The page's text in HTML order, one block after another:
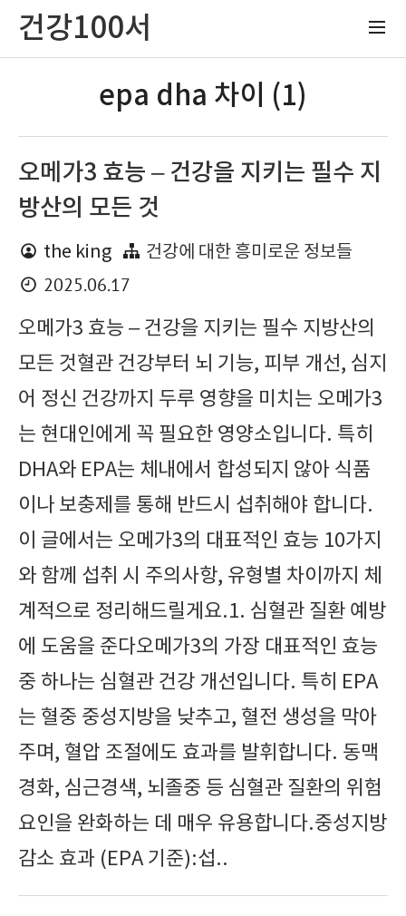
건강100서
epa dha 차이 (1)
오메가3 효능 – 건강을 지키는 필수 지
방산의 모든 것
the king 건강에 대한 흥미로운 정보들
2025.06.17
오메가3 효능 – 건강을 지키는 필수 지방산의
모든 것혈관 건강부터 뇌 기능, 피부 개선, 심지
어 정신 건강까지 두루 영향을 미치는 오메가3
는 현대인에게 꼭 필요한 영양소입니다. 특히
DHA와 EPA는 체내에서 합성되지 않아 식품
이나 보충제를 통해 반드시 섭취해야 합니다.
이 글에서는 오메가3의 대표적인 효능 10가지
와 함께 섭취 시 주의사항, 유형별 차이까지 체
계적으로 정리해드릴게요.1. 심혈관 질환 예방
에 도움을 준다오메가3의 가장 대표적인 효능
중 하나는 심혈관 건강 개선입니다. 특히 EPA
는 혈중 중성지방을 낮추고, 혈전 생성을 막아
주며, 혈압 조절에도 효과를 발휘합니다. 동맥
경화, 심근경색, 뇌졸중 등 심혈관 질환의 위험
요인을 완화하는 데 매우 유용합니다.중성지방
감소 효과 (EPA 기준):섭..